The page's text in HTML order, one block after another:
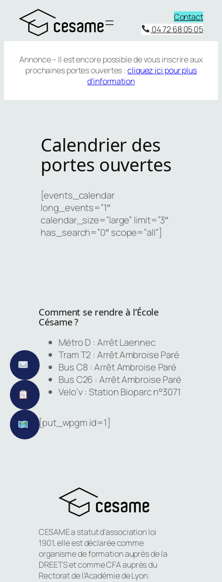
contenu
Contact
04 72 68 05 05
Annonce – Il est encore possible de vous inscrire aux
prochaines portes ouvertes :cliquez ici pour plus
d’information
Calendrier des
portes ouvertes
[events_calendar
long_events=”1″
calendar_size=”large” limit=”3″
has_search=”0″ scope=”all”]
Comment se rendre à l’École
Césame ?
Métro D : Arrêt Laennec
Tram T2 : Arrêt Ambroise Paré
Bus C8 : Arrêt Ambroise Paré
Bus C26 : Arrêt Ambroise Paré
Velo’v : Station Bioparc n°3071
[put_wpgm id=1]
CESAME a statut d’association loi
1901, elle est déclarée comme
organisme de formation auprès de la
DREETS et comme CFA auprès du
Rectorat de l’Académie de Lyon.